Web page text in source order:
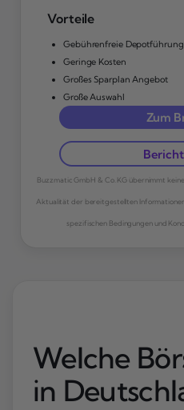
Vorteile
Gebührenfreie Depotführung
Geringe Kosten
Großes Sparplan Angebot
Große Auswahl
Zum
Buzzmatic GmbH & Co. KG übernimmt
Aktualität der bereitgestellten
spezifischen Bedingungen und
Welche
in